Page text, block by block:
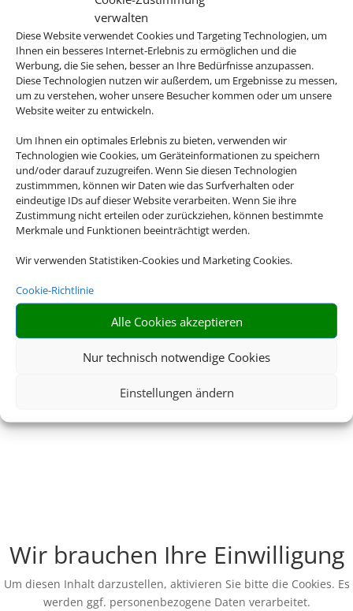
verwalten
Diese Website verwendet Cookies und Targeting Technologien, um
Ihnen ein besseres Internet-Erlebnis zu ermöglichen und die
Werbung, die Sie sehen, besser an Ihre Bedürfnisse anzupassen.
Diese Technologien nutzen wir außerdem, um Ergebnisse zu messen,
um zu verstehen, woher unsere Besucher kommen oder um unsere
Website weiter zu entwickeln.
Um Ihnen ein optimales Erlebnis zu bieten, verwenden wir
Technologien wie Cookies, um Geräteinformationen zu speichern
und/oder darauf zuzugreifen. Wenn Sie diesen Technologien
zustimmmen, können wir Daten wie das Surfverhalten oder
eindeutige IDs auf dieser Website verarbeiten. Wenn Sie ihre
Zustimmung nicht erteilen oder zurückziehen, können bestimmte
Merkmale und Funktionen beeinträchtigt werden.
Wir verwenden Statistiken-Cookies und Marketing Cookies.
Cookie-Richtlinie
Alle Cookies akzeptieren
Nur technisch notwendige Cookies
Einstellungen ändern
Wir brauchen Ihre Einwilligung
Um diesen Inhalt darzustellen, aktivieren Sie bitte die Cookies. Es
werden ggf. personenbezogene Daten verarbeitet.